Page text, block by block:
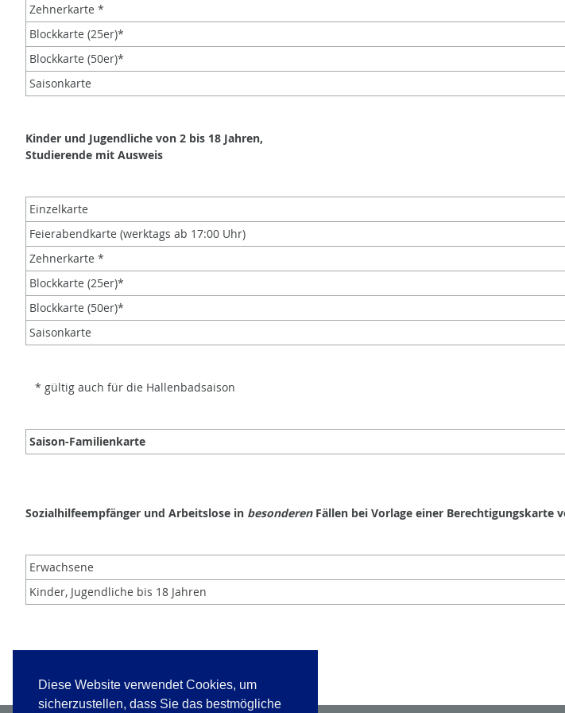
Diese Website verwendet Cookies, um
sicherzustellen, dass Sie das bestmögliche
Zehnerkarte *
Blockkarte (25er)*
Blockkarte (50er)*
Saisonkarte
Kinder und Jugendliche von 2 bis 18 Jahren,
Studierende mit Ausweis
Einzelkarte
Feierabendkarte (werktags ab 17:00 Uhr)
Zehnerkarte *
Blockkarte (25er)*
Blockkarte (50er)*
Saisonkarte
* gültig auch für die Hallenbadsaison
Saison-Familienkarte
Sozialhilfeempfänger und Arbeitslose in besonderenFällen bei Vorlage einer Berechtigungskarte
Erwachsene
Kinder, Jugendliche bis 18 Jahren